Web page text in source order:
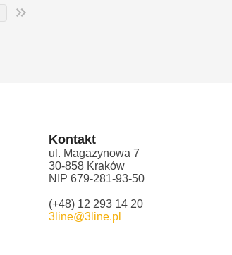
Kontakt
ul. Magazynowa 7
30-858 Kraków
NIP 679-281-93-50
(+48) 12 293 14 20
3line@3line.pl